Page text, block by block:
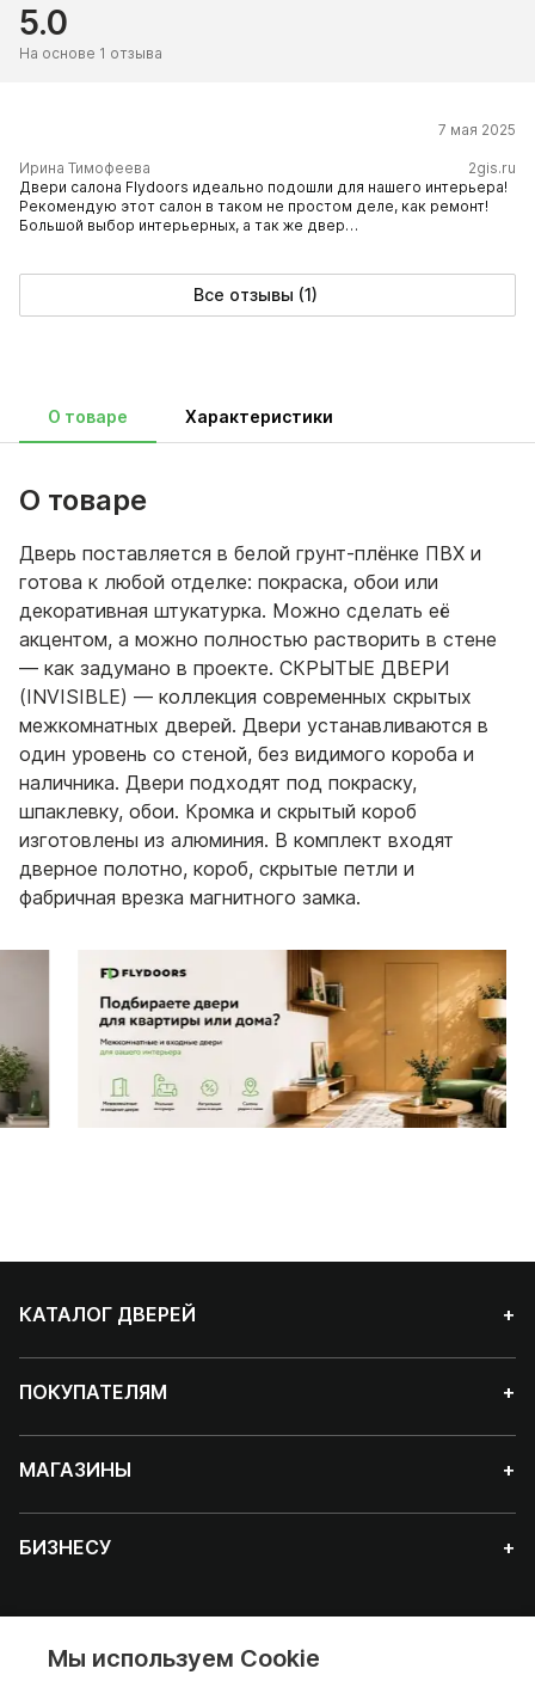
5.0
На основе 1 отзыва
7 мая 2025
​Ирина Тимофеева
2gis.ru
Двери салона Flydoors идеально подошли для нашего интерьера!
Рекомендую этот салон в таком не простом деле, как ремонт!
Большой выбор интерьерных, а так же двер…
Все отзывы (1)
О товаре Характеристики
О товаре
Дверь поставляется в белой грунт-плёнке ПВХ и
готова к любой отделке: покраска, обои или
декоративная штукатурка. Можно сделать её
акцентом, а можно полностью растворить в стене
— как задумано в проекте. СКРЫТЫЕ ДВЕРИ
(INVISIBLE) — коллекция современных скрытых
межкомнатных дверей. Двери устанавливаются в
один уровень со стеной, без видимого короба и
наличника. Двери подходят под покраску,
шпаклевку, обои. Кромка и скрытый короб
изготовлены из алюминия. В комплект входят
дверное полотно, короб, скрытые петли и
фабричная врезка магнитного замка.
КАТАЛОГ ДВЕРЕЙ +
ПОКУПАТЕЛЯМ +
МАГАЗИНЫ +
БИЗНЕСУ +
Красноярск
Мы используем Cookie